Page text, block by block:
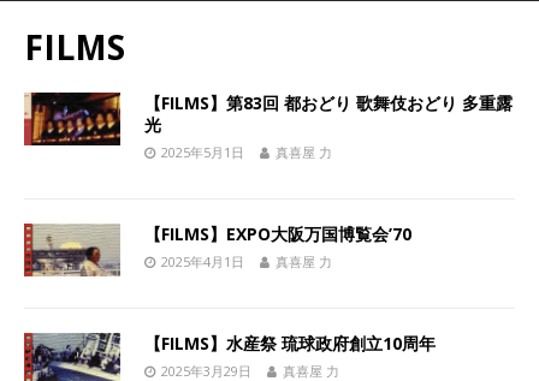
FILMS
【FILMS】第83回 都おどり 歌舞伎おどり 多重露
光
2025年5月1日 真喜屋 力
【FILMS】EXPO大阪万国博覧会’70
2025年4月1日 真喜屋 力
【FILMS】水産祭 琉球政府創立10周年
2025年3月29日 真喜屋 力